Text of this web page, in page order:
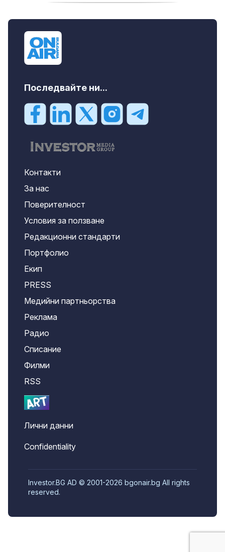
Последвайте ни...
Контакти
За нас
Поверителност
Условия за ползване
Редакционни стандарти
Портфолио
Екип
PRESS
Медийни партньорства
Реклама
Радио
Списание
Филми
RSS
Лични данни
Confidentiality
Investor.BG AD © 2001-2026 bgonair.bg All rights
reserved.